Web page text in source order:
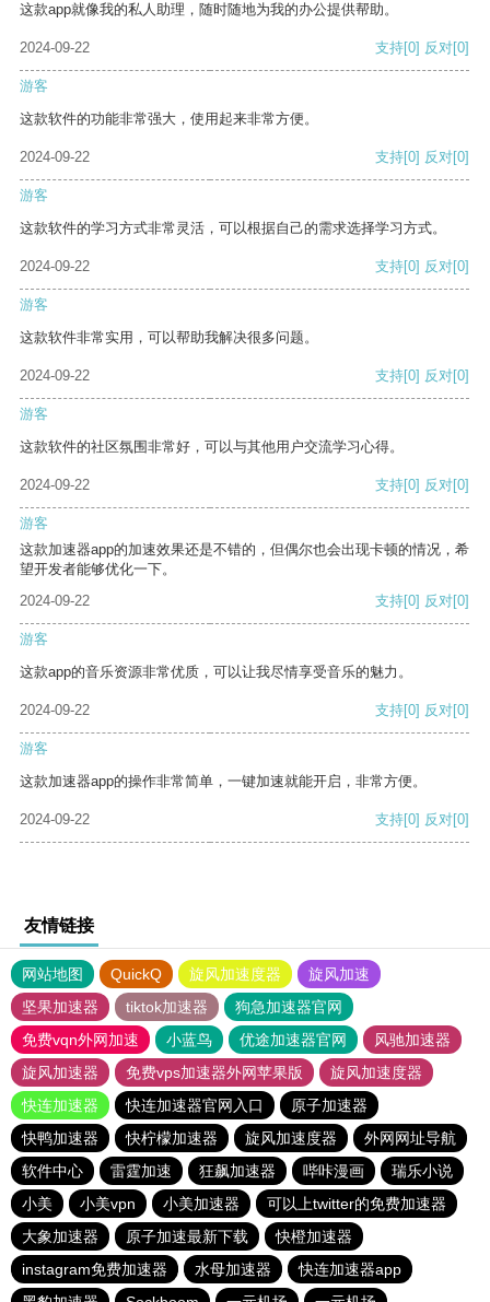
这款app就像我的私人助理，随时随地为我的办公提供帮助。
2024-09-22 支持[0] 反对[0]
游客
这款软件的功能非常强大，使用起来非常方便。
2024-09-22 支持[0] 反对[0]
游客
这款软件的学习方式非常灵活，可以根据自己的需求选择学习方式。
2024-09-22 支持[0] 反对[0]
游客
这款软件非常实用，可以帮助我解决很多问题。
2024-09-22 支持[0] 反对[0]
游客
这款软件的社区氛围非常好，可以与其他用户交流学习心得。
2024-09-22 支持[0] 反对[0]
游客
这款加速器app的加速效果还是不错的，但偶尔也会出现卡顿的情况，希
望开发者能够优化一下。
2024-09-22
支持[0] 反对[0]
游客
这款app的音乐资源非常优质，可以让我尽情享受音乐的魅力。
2024-09-22 支持[0] 反对[0]
游客
这款加速器app的操作非常简单，一键加速就能开启，非常方便。
2024-09-22 支持[0] 反对[0]
友情链接
网站地图 QuickQ 旋风加速度器
旋风加速
坚果加速器
tiktok加速器
狗急加速器官网
免费vqn外网加速
小蓝鸟 优途加速器官网
风驰加速器
旋风加速器
免费vps加速器外网苹果版
旋风加速度器
快连加速器
快连加速器官网入口
原子加速器
快鸭加速器
快柠檬加速器 旋风加速度器
外网网址导航
软件中心
雷霆加速 狂飙加速器 哔咔漫画
瑞乐小说
小美
小美vpn 小美加速器
可以上twitter的免费加速器
大象加速器
原子加速最新下载
快橙加速器
instagram免费加速器
水母加速器
快连加速器app